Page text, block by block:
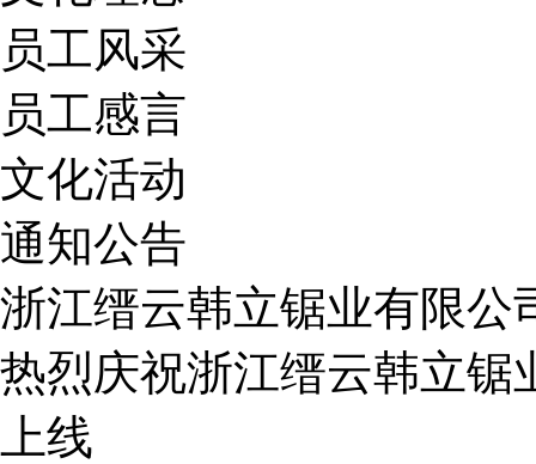
员工风采
员工感言
文化活动
通知公告
浙江缙云韩立锯业有限公
热烈庆祝浙江缙云韩立锯
上线